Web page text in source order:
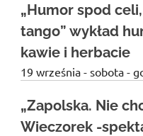
„Humor spod
tango” wykład
kawie i herbacie
19 września - sobota -
„Zapolska. Nie
Wieczorek -